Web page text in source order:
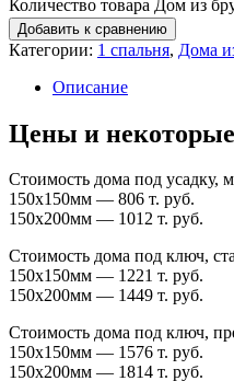
Количество товара Дом из
Добавить к сравнению
Категории: 1 спальня, Дома
Описание
Цены и
Стоимость дома под усадку,
150х150мм — 806 т. руб.
150х200мм — 1012 т. руб.
Стоимость дома под ключ,
150х150мм — 1221 т. руб.
150х200мм — 1449 т. руб.
Стоимость дома под ключ,
150х150мм — 1576 т. руб.
150х200мм — 1814 т. руб.